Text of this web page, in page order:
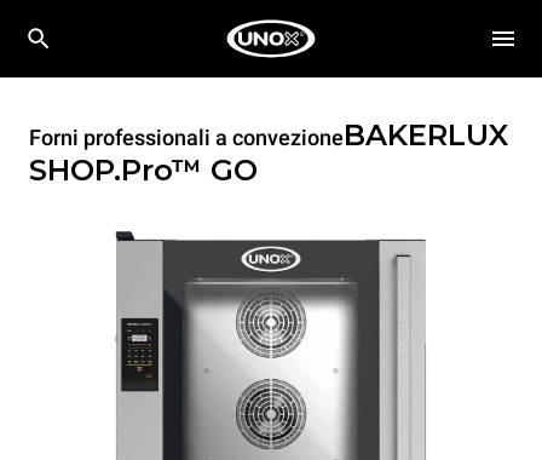
Forni professionali a convezioneBAKERLUX
SHOP.Pro™ GO